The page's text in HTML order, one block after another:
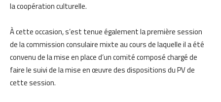
la coopération culturelle.
À cette occasion, s’est tenue également la première session
de la commission consulaire mixte au cours de laquelle il a été
convenu de la mise en place d’un comité composé chargé de
faire le suivi de la mise en œuvre des dispositions du PV de
cette session.